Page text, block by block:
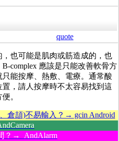
quote
也可能是肌肉或筋造成的，也
complex 應該是只能改善軟骨方
能按摩、熱敷、電療。通常酸
，請人按摩時不太容易找到這
。
倉頡)不易輸入？→ gcin Android
？→ AndAlarm